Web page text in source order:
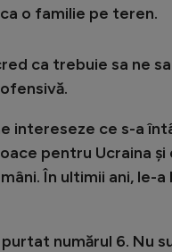
o familie pe teren.
ca trebuie sa ne
intereseze ce s-a
pentru Ucraina și
În ultimii ani, le-
purtat numărul 6. Nu